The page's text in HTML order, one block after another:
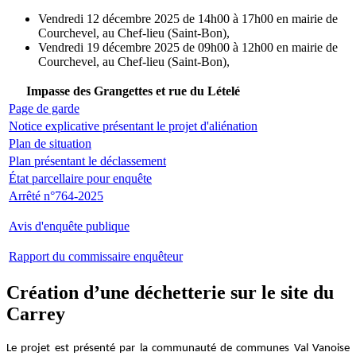
Vendredi 12 décembre 2025 de 14h00 à 17h00 en mairie de
Courchevel, au Chef-lieu (Saint-Bon),
Vendredi 19 décembre 2025 de 09h00 à 12h00 en mairie de
Courchevel, au Chef-lieu (Saint-Bon),
Impasse des Grangettes et rue du Lételé
Page de garde
Notice explicative présentant le projet d'aliénation
Plan de situation
Plan présentant le déclassement
État parcellaire pour enquête
Arrêté n°764-2025
Avis d'enquête publique
Rapport du commissaire enquêteur
Création d’une déchetterie sur le site du
Carrey
Le projet est présenté par la communauté de communes Val Vanoise